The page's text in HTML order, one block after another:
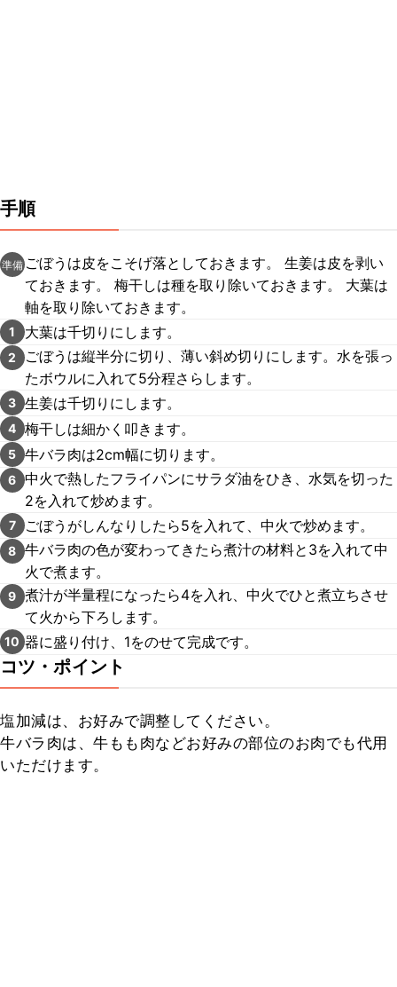
手順
準備 ごぼうは皮をこそげ落としておきます。 生姜は皮を剥い
ておきます。 梅干しは種を取り除いておきます。 大葉は
軸を取り除いておきます。
1 大葉は千切りにします。
2
ごぼうは縦半分に切り、薄い斜め切りにします。水を張っ
たボウルに入れて5分程さらします。
3 生姜は千切りにします。
4 梅干しは細かく叩きます。
5 牛バラ肉は2cm幅に切ります。
6 中火で熱したフライパンにサラダ油をひき、水気を切った
2を入れて炒めます。
7 ごぼうがしんなりしたら5を入れて、中火で炒めます。
8 牛バラ肉の色が変わってきたら煮汁の材料と3を入れて中
火で煮ます。
9 煮汁が半量程になったら4を入れ、中火でひと煮立ちさせ
て火から下ろします。
10 器に盛り付け、1をのせて完成です。
コツ・ポイント
塩加減は、お好みで調整してください。
牛バラ肉は、牛もも肉などお好みの部位のお肉でも代用
いただけます。